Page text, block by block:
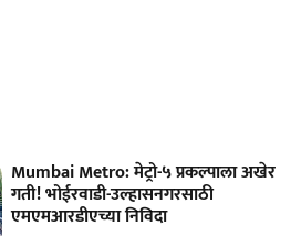
Mumbai Metro: मेट्रो-५ प्रकल्पाला अखेर
गती! भोईरवाडी-उल्हासनगरसाठी
एमएमआरडीएच्या निविदा